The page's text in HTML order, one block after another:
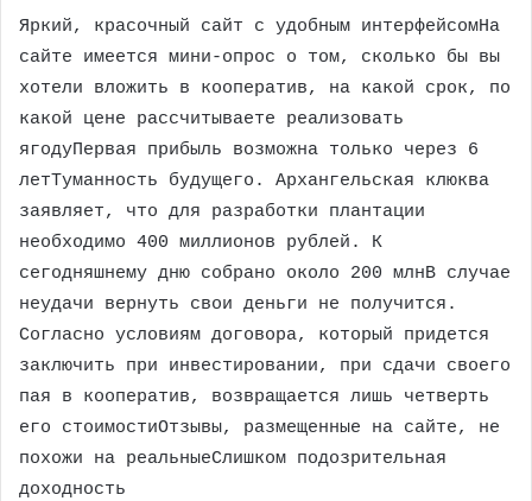
Яркий, красочный сайт с удобным интерфейсомНа
сайте имеется мини-опрос о том, сколько бы вы
хотели вложить в кооператив, на какой срок, по
какой цене рассчитываете реализовать
ягодуПервая прибыль возможна только через 6
летТуманность будущего. Архангельская клюква
заявляет, что для разработки плантации
необходимо 400 миллионов рублей. К
сегодняшнему дню собрано около 200 млнВ случае
неудачи вернуть свои деньги не получится.
Согласно условиям договора, который придется
заключить при инвестировании, при сдачи своего
пая в кооператив, возвращается лишь четверть
его стоимостиОтзывы, размещенные на сайте, не
похожи на реальныеСлишком подозрительная
доходность